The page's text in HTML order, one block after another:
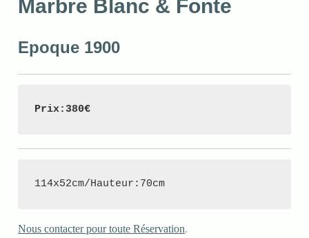
Marbre Blanc & Fonte
Epoque 1900
Prix:380€
114x52cm/Hauteur:70cm
Nous contacter pour toute Réservation.